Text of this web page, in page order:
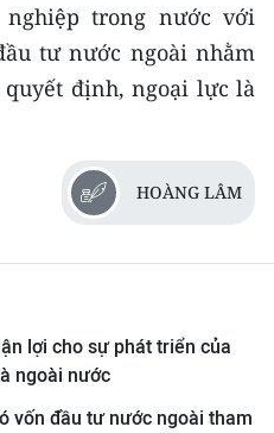
trong nước với
tư nước ngoài nhằm
định, ngoại lực là
HOÀNG LÂM
lợi cho sự phát triển của
ngoài nước
vốn đầu tư nước ngoài tham